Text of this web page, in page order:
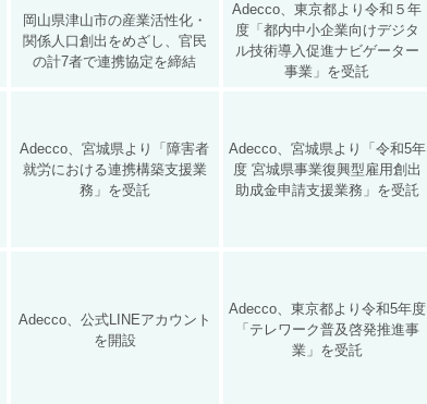
岡山県津山市の産業活性化・
関係人口創出をめざし、官民
の計7者で連携協定を締結
Adecco、東京都より令和５年
度「都内中小企業向けデジタ
ル技術導入促進ナビゲーター
事業」を受託
Adecco、宮城県より「障害者
就労における連携構築支援業
務」を受託
Adecco、宮城県より「令和5年
度 宮城県事業復興型雇用創出
助成金申請支援業務」を受託
Adecco、公式LINEアカウント
を開設
Adecco、東京都より令和5年度
「テレワーク普及啓発推進事
業」を受託